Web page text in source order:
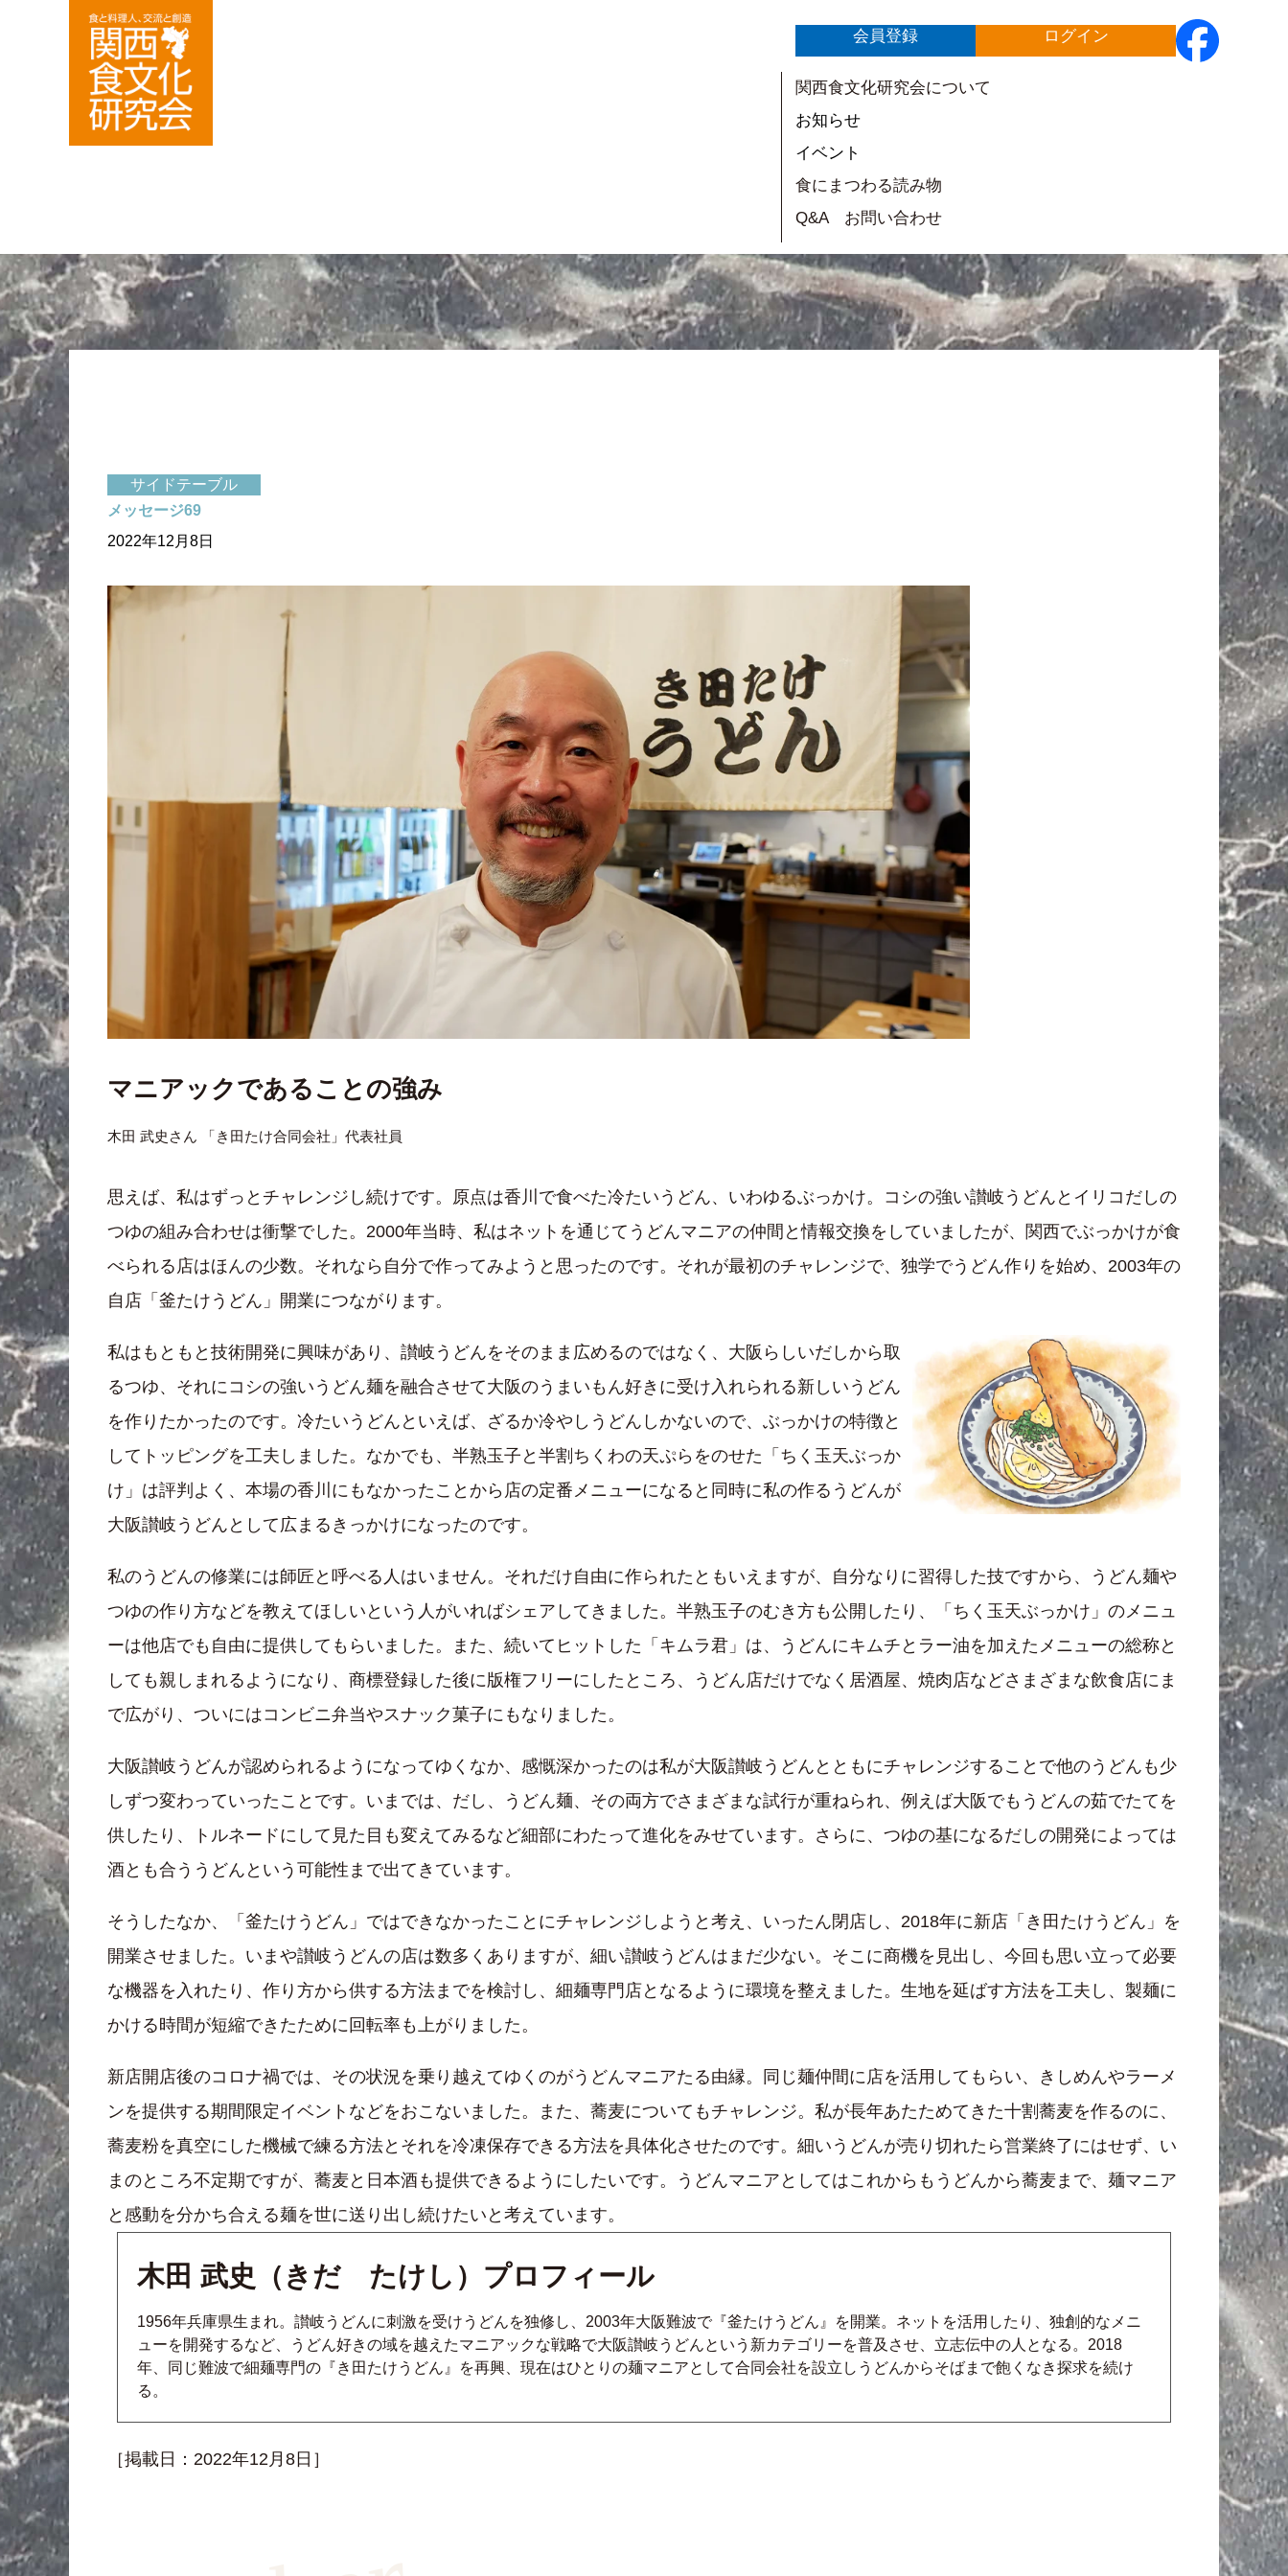
会員登録 ログイン
関西食文化研究会について
お知らせ
イベント
食にまつわる読み物
Q&A お問い合わせ
サイドテーブル
メッセージ69
2022年12月8日
マニアックであることの強み
木田 武史さん 「き田たけ合同会社」代表社員
思えば、私はずっとチャレンジし続けです。原点は香川で食べた冷たいうどん、いわゆるぶっかけ。コシの強い讃岐うどんとイリコだしの
つゆの組み合わせは衝撃でした。2000年当時、私はネットを通じてうどんマニアの仲間と情報交換をしていましたが、関西でぶっかけが食
べられる店はほんの少数。それなら自分で作ってみようと思ったのです。それが最初のチャレンジで、独学でうどん作りを始め、2003年の
自店「釜たけうどん」開業につながります。
私はもともと技術開発に興味があり、讃岐うどんをそのまま広めるのではなく、大阪らしいだしから取
るつゆ、それにコシの強いうどん麺を融合させて大阪のうまいもん好きに受け入れられる新しいうどん
を作りたかったのです。冷たいうどんといえば、ざるか冷やしうどんしかないので、ぶっかけの特徴と
してトッピングを工夫しました。なかでも、半熟玉子と半割ちくわの天ぷらをのせた「ちく玉天ぶっか
け」は評判よく、本場の香川にもなかったことから店の定番メニューになると同時に私の作るうどんが
大阪讃岐うどんとして広まるきっかけになったのです。
私のうどんの修業には師匠と呼べる人はいません。それだけ自由に作られたともいえますが、自分なりに習得した技ですから、うどん麺や
つゆの作り方などを教えてほしいという人がいればシェアしてきました。半熟玉子のむき方も公開したり、「ちく玉天ぶっかけ」のメニュ
ーは他店でも自由に提供してもらいました。また、続いてヒットした「キムラ君」は、うどんにキムチとラー油を加えたメニューの総称と
しても親しまれるようになり、商標登録した後に版権フリーにしたところ、うどん店だけでなく居酒屋、焼肉店などさまざまな飲食店にま
で広がり、ついにはコンビニ弁当やスナック菓子にもなりました。
大阪讃岐うどんが認められるようになってゆくなか、感慨深かったのは私が大阪讃岐うどんとともにチャレンジすることで他のうどんも少
しずつ変わっていったことです。いまでは、だし、うどん麺、その両方でさまざまな試行が重ねられ、例えば大阪でもうどんの茹でたてを
供したり、トルネードにして見た目も変えてみるなど細部にわたって進化をみせています。さらに、つゆの基になるだしの開発によっては
酒とも合ううどんという可能性まで出てきています。
そうしたなか、「釜たけうどん」ではできなかったことにチャレンジしようと考え、いったん閉店し、2018年に新店「き田たけうどん」を
開業させました。いまや讃岐うどんの店は数多くありますが、細い讃岐うどんはまだ少ない。そこに商機を見出し、今回も思い立って必要
な機器を入れたり、作り方から供する方法までを検討し、細麺専門店となるように環境を整えました。生地を延ばす方法を工夫し、製麺に
かける時間が短縮できたために回転率も上がりました。
新店開店後のコロナ禍では、その状況を乗り越えてゆくのがうどんマニアたる由縁。同じ麺仲間に店を活用してもらい、きしめんやラーメ
ンを提供する期間限定イベントなどをおこないました。また、蕎麦についてもチャレンジ。私が長年あたためてきた十割蕎麦を作るのに、
蕎麦粉を真空にした機械で練る方法とそれを冷凍保存できる方法を具体化させたのです。細いうどんが売り切れたら営業終了にはせず、い
まのところ不定期ですが、蕎麦と日本酒も提供できるようにしたいです。うどんマニアとしてはこれからもうどんから蕎麦まで、麺マニア
と感動を分かち合える麺を世に送り出し続けたいと考えています。
木田 武史（きだ たけし）プロフィール
1956年兵庫県生まれ。讃岐うどんに刺激を受けうどんを独修し、2003年大阪難波で『釜たけうどん』を開業。ネットを活用したり、独創的なメニ
ューを開発するなど、うどん好きの域を越えたマニアックな戦略で大阪讃岐うどんという新カテゴリーを普及させ、立志伝中の人となる。2018
年、同じ難波で細麺専門の『き田たけうどん』を再興、現在はひとりの麺マニアとして合同会社を設立しうどんからそばまで飽くなき探求を続け
る。
［掲載日：2022年12月8日］